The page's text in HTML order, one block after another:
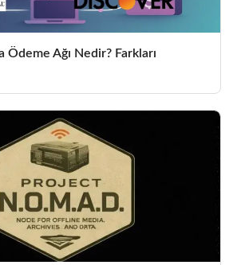
Ödeme Ağı Nedir? Farkları